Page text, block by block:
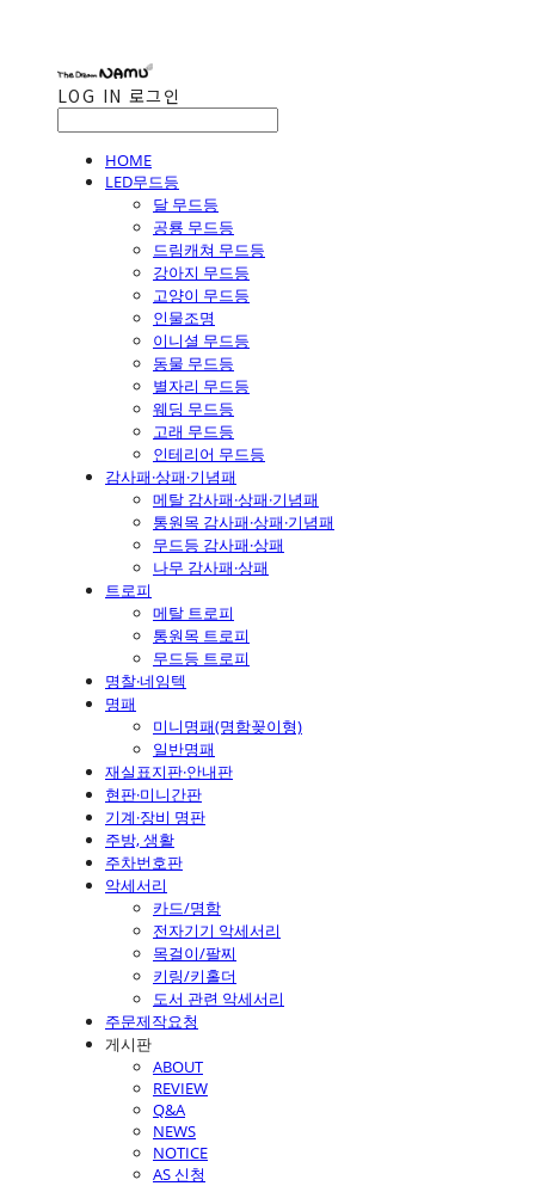
LOG IN 로그인
HOME
LED무드등
달 무드등
공룡 무드등
드림캐쳐 무드등
강아지 무드등
고양이 무드등
인물조명
이니셜 무드등
동물 무드등
별자리 무드등
웨딩 무드등
고래 무드등
인테리어 무드등
감사패·상패·기념패
메탈 감사패·상패·기념패
통원목 감사패·상패·기념패
무드등 감사패·상패
나무 감사패·상패
트로피
메탈 트로피
통원목 트로피
무드등 트로피
명찰·네임텍
명패
미니명패(명함꽂이형)
일반명패
재실표지판·안내판
현판·미니간판
기계·장비 명판
주방, 생활
주차번호판
악세서리
카드/명함
전자기기 악세서리
목걸이/팔찌
키링/키홀더
도서 관련 악세서리
주문제작요청
게시판
ABOUT
REVIEW
Q&A
NEWS
NOTICE
AS 신청